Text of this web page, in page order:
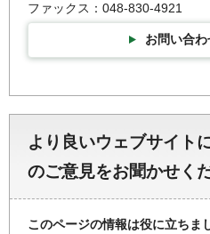
ファックス：048-830-4921
お問い合
より良いウェブサイト
のご意見をお聞かせく
このページの情報は役に立ちま